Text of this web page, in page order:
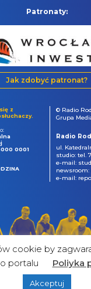
Patronaty:
Jak zdobyć patronat?
z
0001
© Radio
Grupa
Radio
ul.
studio: tel.
e-mail:
newsroom:
e-mail:
&
cookie by
portalu
Poliyka
Akceptuj